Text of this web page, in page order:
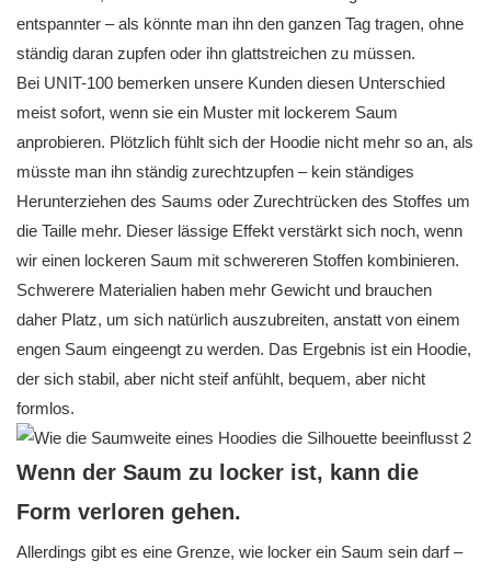
entspannter – als könnte man ihn den ganzen Tag tragen, ohne
ständig daran zupfen oder ihn glattstreichen zu müssen.
Bei UNIT-100 bemerken unsere Kunden diesen Unterschied
meist sofort, wenn sie ein Muster mit lockerem Saum
anprobieren. Plötzlich fühlt sich der Hoodie nicht mehr so ​​an, als
müsste man ihn ständig zurechtzupfen – kein ständiges
Herunterziehen des Saums oder Zurechtrücken des Stoffes um
die Taille mehr. Dieser lässige Effekt verstärkt sich noch, wenn
wir einen lockeren Saum mit schwereren Stoffen kombinieren.
Schwerere Materialien haben mehr Gewicht und brauchen
daher Platz, um sich natürlich auszubreiten, anstatt von einem
engen Saum eingeengt zu werden. Das Ergebnis ist ein Hoodie,
der sich stabil, aber nicht steif anfühlt, bequem, aber nicht
formlos.
Wenn der Saum zu locker ist, kann die
Form verloren gehen.
Allerdings gibt es eine Grenze, wie locker ein Saum sein darf –